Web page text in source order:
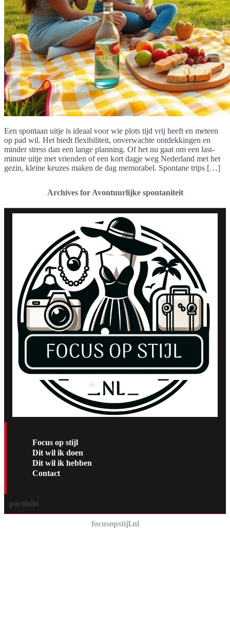
Een spontaan uitje is ideaal voor wie plots tijd vrij heeft en meteen
op pad wil. Het biedt flexibiliteit, onverwachte ontdekkingen en
minder stress dan een lange planning. Of het nu gaat om een last-
minute uitje met vrienden of een kort dagje weg Nederland met het
gezin, kleine keuzes maken de dag memorabel. Spontane trips […]
Archives for Avontuurlijke spontaniteit
Focus op stijl
Dit wil ik doen
Dit wil ik hebben
Contact
portfolio
focusopstijl.nl